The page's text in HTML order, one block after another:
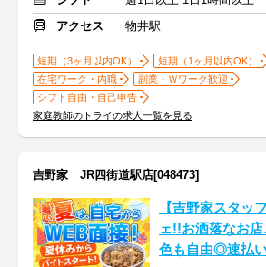
アクセス
物井駅
短期（3ヶ月以内OK）
短期（1ヶ月以内OK）
在宅ワーク・内職
副業・Ｗワーク歓迎
シフト自由・自己申告
家庭教師のトライの求人一覧を見る
吉野家 JR四街道駅店[048473]
【吉野家スタッ
ェ!!お洒落なお
色も自由◎速払